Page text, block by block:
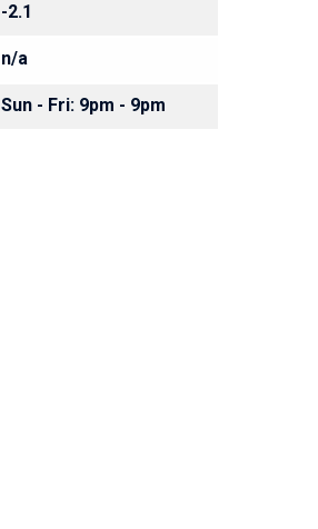
-2.1
n/a
Sun - Fri: 9pm - 9pm